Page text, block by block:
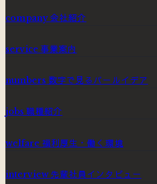
company 会社紹介
service 事業案内
numbers 数字で見るパールイデア
jobs 職種紹介
welfare 福利厚生・働く環境
interview 先輩社員インタビュー